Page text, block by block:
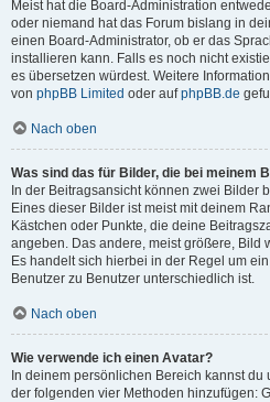
Meist hat die Board-Administration
oder niemand hat das Forum bislang in
einen Board-Administrator, ob er das
installieren kann. Falls es noch nicht
es übersetzen würdest. Weitere
von phpBB Limited oder aufphpBB.de
Nach oben
Was sind das für Bilder, die bei meinem
In der Beitragsansicht können zwei Bilder
Eines dieser Bilder ist meist mit deinem
Kästchen oder Punkte, die deine
angeben. Das andere, meist größere, Bild
Es handelt sich hierbei in der Regel um
Benutzer zu Benutzer unterschiedlich ist.
Nach oben
Wie verwende ich einen Avatar?
In deinem persönlichen Bereich kannst du
der folgenden vier Methoden hinzufügen: